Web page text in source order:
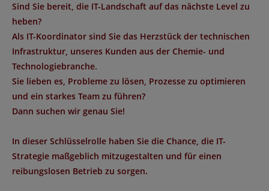
Sind Sie bereit, die IT-Landschaft auf das nächste Level zu
heben?
Als IT-Koordinator sind Sie das Herzstück der technischen
Infrastruktur, unseres Kunden aus der Chemie- und
Technologiebranche.
Sie lieben es, Probleme zu lösen, Prozesse zu optimieren
und ein starkes Team zu führen?
Dann suchen wir genau Sie!
In dieser Schlüsselrolle haben Sie die Chance, die IT-
Strategie maßgeblich mitzugestalten und für einen
reibungslosen Betrieb zu sorgen.